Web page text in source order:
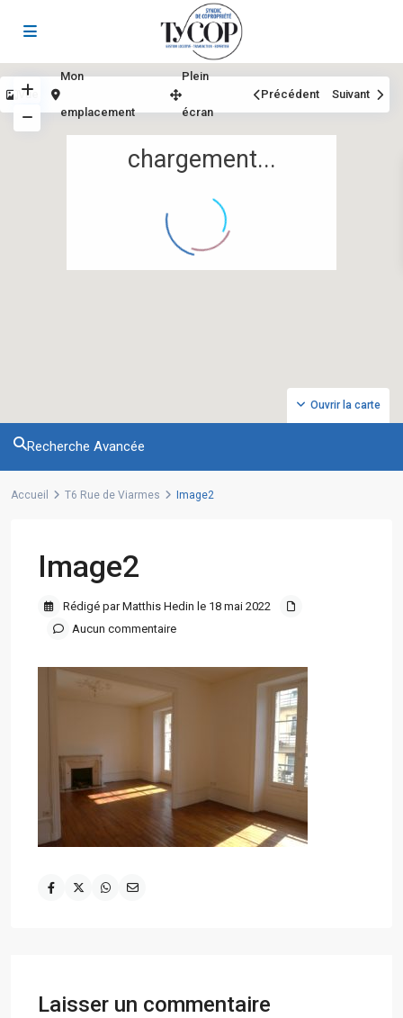
chargement...
Ouvrir la carte
Vue
Mon
emplacement
Plein
écran
Précédent Suivant
Recherche Avancée
Accueil T6 Rue de Viarmes Image2
Image2
Rédigé par Matthis Hedin le 18 mai 2022
Aucun commentaire
Laisser un commentaire